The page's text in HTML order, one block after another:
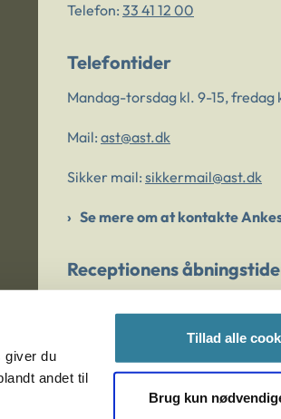
giver du
andet til
Tillad alle
Brug kun
Telefon: 33 41 12 00
Telefontider
Mandag-torsdag kl. 9-15, fredag
Mail: ast@ast.dk
Sikker mail: sikkermail@ast.dk
Se mere om at kontakte
Receptionens
Er du bekymret for et barn/